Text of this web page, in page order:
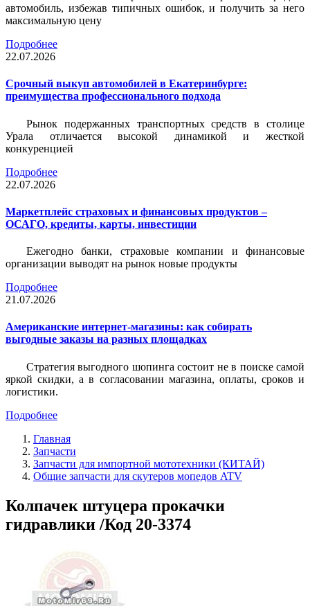
автомобиль, избежав типичных ошибок, и получить за него
максимальную цену
Подробнее
22.07.2026
Срочный выкуп автомобилей в Екатеринбурге:
преимущества профессионального подхода
Рынок подержанных транспортных средств в столице
Урала отличается высокой динамикой и жесткой
конкуренцией
Подробнее
22.07.2026
Маркетплейс страховых и финансовых продуктов –
ОСАГО, кредиты, карты, инвестиции
Ежегодно банки, страховые компании и финансовые
организации выводят на рынок новые продукты
Подробнее
21.07.2026
Американские интернет-магазины: как собирать
выгодные заказы на разных площадках
Стратегия выгодного шопинга состоит не в поиске самой
яркой скидки, а в согласовании магазина, оплаты, сроков и
логистики.
Подробнее
Главная
Запчасти
Запчасти для импортной мототехники (КИТАЙ)
Общие запчасти для скутеров мопедов ATV
Колпачек штуцера прокачки
гидравлики /Код 20-3374